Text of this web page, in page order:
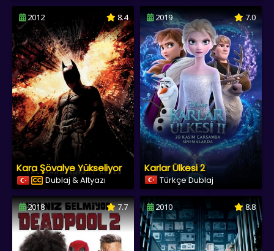
2012 8.4
Kara Şövalye Yükseliyor
Dublaj & Altyazı
2019 7.0
Karlar Ülkesi 2
Türkçe Dublaj
2018 7.7 2010 8.8